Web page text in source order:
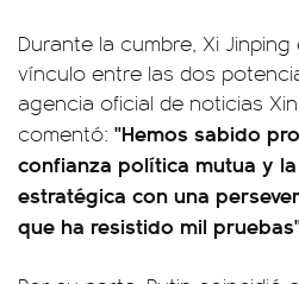
Durante la cumbre, Xi
vínculo entre las dos
agencia oficial de noticias
comentó: "Hemos sabido
confianza política mutua y
estratégica con una
que ha resistido mil